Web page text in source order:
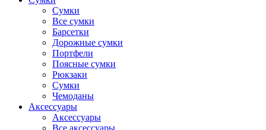
Сумки
Все сумки
Барсетки
Дорожные сумки
Портфели
Поясные сумки
Рюкзаки
Сумки
Чемоданы
Аксессуары
Аксессуары